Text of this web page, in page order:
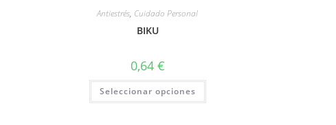
Antiestrés, Cuidado Personal
BIKU
0,64 €
Seleccionar opciones